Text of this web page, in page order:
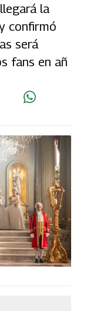
la
confirmó
será
fans en añ